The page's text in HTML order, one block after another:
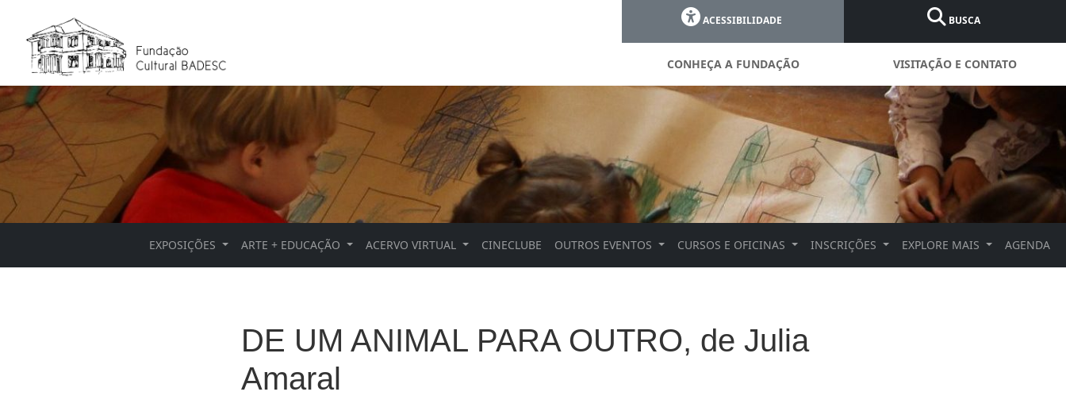
ACESSIBILIDADE BUSCA
CONHEÇA A FUNDAÇÃO VISITAÇÃO E CONTATO
EXPOSIÇÕES ARTE + EDUCAÇÃO ACERVO VIRTUAL CINECLUBE OUTROS EVENTOS CURSOS E OFICINAS INSCRIÇÕES EXPLORE MAIS AGENDA
DE UM ANIMAL PARA OUTRO, de Julia
Amaral